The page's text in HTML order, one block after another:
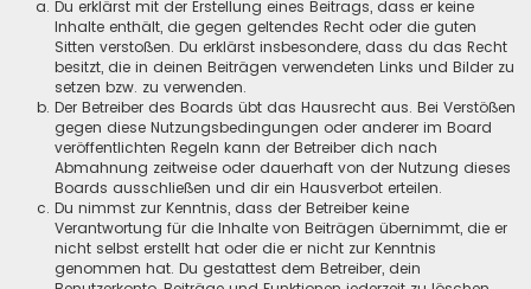
Du erklärst mit der Erstellung eines Beitrags, dass er keine
Inhalte enthält, die gegen geltendes Recht oder die guten
Sitten verstoßen. Du erklärst insbesondere, dass du das Recht
besitzt, die in deinen Beiträgen verwendeten Links und Bilder zu
setzen bzw. zu verwenden.
Der Betreiber des Boards übt das Hausrecht aus. Bei Verstößen
gegen diese Nutzungsbedingungen oder anderer im Board
veröffentlichten Regeln kann der Betreiber dich nach
Abmahnung zeitweise oder dauerhaft von der Nutzung dieses
Boards ausschließen und dir ein Hausverbot erteilen.
Du nimmst zur Kenntnis, dass der Betreiber keine
Verantwortung für die Inhalte von Beiträgen übernimmt, die er
nicht selbst erstellt hat oder die er nicht zur Kenntnis
genommen hat. Du gestattest dem Betreiber, dein